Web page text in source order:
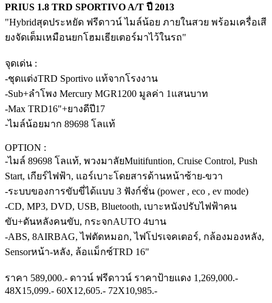
PRIUS 1.8 TRD SPORTIVO A/T ปี 2013
"Hybridสุดประหยัด ฟรีดาวน์ ไมล์น้อย ภายในสวย พร้อมเครื่อเสี
ยงจัดเต็มเหมือนยกโฮมเธียเตอร์มาไว้ในรถ"
จุดเด่น :
-ชุดแต่งTRD Sportivo แท้จากโรงงาน
-Sub+ลำโพง Mercury MGR1200 มูลค่า 1แสนบาท
-Max TRD16"+ยางดีปี17
-ไมล์น้อยมาก 89698 โลแท้
OPTION :
-ไมล์ 89698 โลแท้, พวงมาลัยMuitifuntion, Cruise Control, Push
Start, เกียร์ไฟฟ้า, แอร์เบาะโดยสารด้านหน้าซ้าย-ขวา
-ระบบของการขับขี่ได้แบบ 3 ฟังก์ชั่น (power , eco , ev mode)
-CD, MP3, DVD, USB, Bluetooth, เบาะหนังปรับไฟฟ้าคน
ขับ+ดันหลังคนขับ, กระจกAUTO 4บาน
-ABS, 8AIRBAG, ไฟตัดหมอก, ไฟโปรเจคเตอร์, กล้องมองหลัง,
Sensorหน้า-หลัง, ล้อแม็กซ์TRD 16"
ราคา 589,000.- ดาวน์ ฟรีดาวน์ ราคาป้ายแดง 1,269,000.-
48X15,099.- 60X12,605.- 72X10,985.-